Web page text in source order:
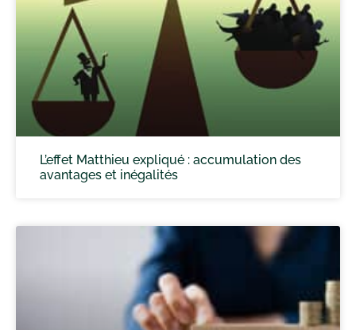
L’effet Matthieu expliqué : accumulation des
avantages et inégalités